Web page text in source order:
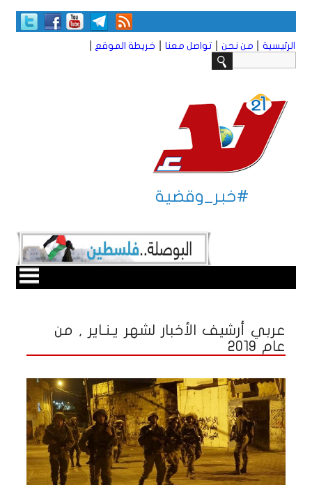
الرئيسية من نحن تواصل معنا خريطة الموقع
#خبر_وقضية
عربي أرشيف الأخبار لشهر يـنـاير , من
عام 2019